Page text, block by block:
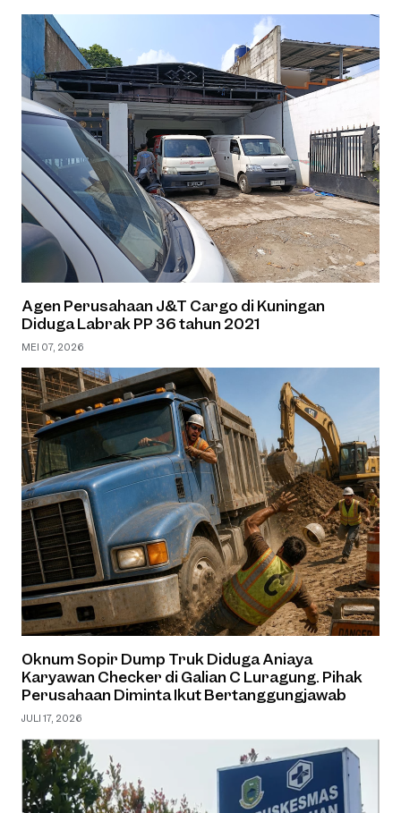
Agen Perusahaan J&T Cargo di Kuningan
Diduga Labrak PP 36 tahun 2021
MEI 07, 2026
Oknum Sopir Dump Truk Diduga Aniaya
Karyawan Checker di Galian C Luragung. Pihak
Perusahaan Diminta Ikut Bertanggungjawab
JULI 17, 2026